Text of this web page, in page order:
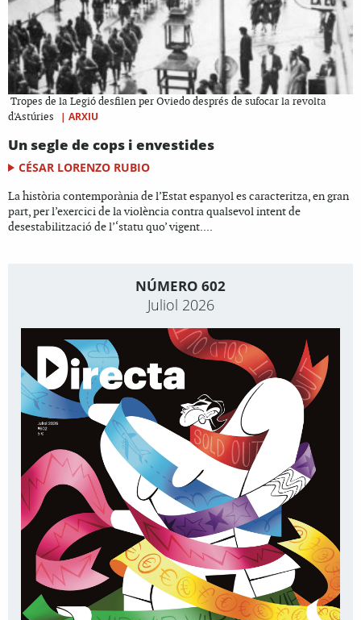
Tropes de la Legió desfilen per Oviedo després de sufocar la revolta
d'Astúries
| ARXIU
Un segle de cops i envestides
CÉSAR LORENZO RUBIO
La història contemporània de l’Estat espanyol es caracteritza, en gran
part, per l’exercici de la violència contra qualsevol intent de
desestabilització de l’‘statu quo’ vigent....
NÚMERO 602
Juliol 2026